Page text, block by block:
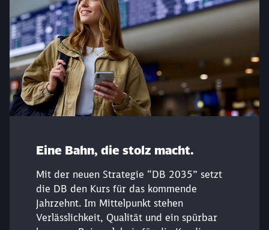
Eine Bahn, die stolz macht.
Mit der neuen Strategie “DB 2035” setzt
die DB den Kurs für das kommende
Jahrzehnt. Im Mittelpunkt stehen
Verlässlichkeit, Qualität und ein spürbar